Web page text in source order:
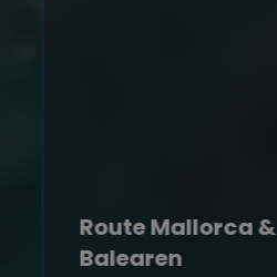
Route Mallorca &
Balearen